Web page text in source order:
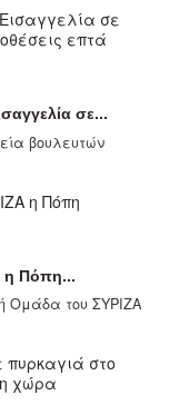
σε...
βουλευτών
η Πόπη...
Ομάδα του ΣΥΡΙΖΑ